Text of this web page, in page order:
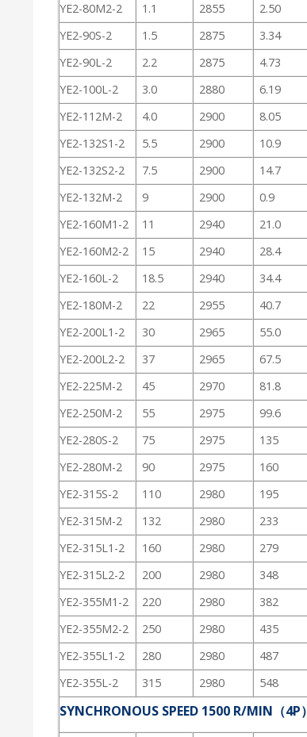
YE2-80M2-2 1.1 2855 2.50
YE2-90S-2
1.5 2875 3.34
YE2-90L-2
2.2 2875 4.73
YE2-100L-2
3.0 2880 6.19
YE2-112M-2 4.0 2900 8.05
YE2-132S1-2
5.5 2900 10.9
YE2-132S2-2
7.5 2900 14.7
YE2-132M-2
9 2900 0.9
YE2-160M1-2
11 2940 21.0
YE2-160M2-2
15 2940 28.4
YE2-160L-2
18.5 2940 34.4
YE2-180M-2
22 2955 40.7
YE2-200L1-2
30 2965 55.0
YE2-200L2-2
37 2965 67.5
YE2-225M-2
45 2970 81.8
YE2-250M-2
55 2975 99.6
YE2-280S-2
75 2975 135
YE2-280M-2 90 2975 160
YE2-315S-2
110 2980 195
YE2-315M-2 132 2980 233
YE2-315L1-2
160 2980 279
YE2-315L2-2
200 2980 348
YE2-355M1-2
220 2980 382
YE2-355M2-2 250 2980 435
YE2-355L1-2
280 2980 487
YE2-355L-2
315 2980 548
SYNCHRONOUS SPEED 1500 R/MIN（4P）